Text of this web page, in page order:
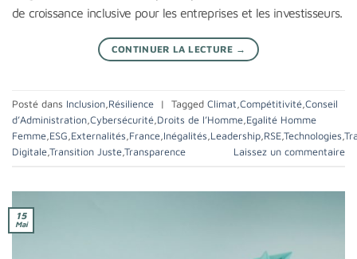
de croissance inclusive pour les entreprises et les investisseurs.
CONTINUER LA LECTURE →
Posté dans Inclusion Résilience | Tagged Climat Compétitivité Conseil
d’Administration Cybersécurité Droits de l’Homme Egalité Homme
Femme ESG Externalités France Inégalités Leadership RSE Technologies
Digitale Transition Juste Transparence Laissez un commentaire
15
Mai